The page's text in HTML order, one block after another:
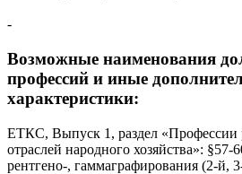
-
Возможные наименования
профессий и иные
характеристики:
ЕТКС, Выпуск 1, раздел «Профессии
отраслей народного хозяйства»: §57-
рентгено-, гаммаграфирования (2-й,